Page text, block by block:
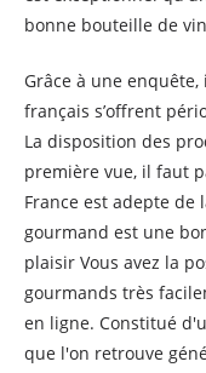
bonne bouteille de
Grâce à une
français s’offrent
La disposition des
première vue, il faut
France est adepte de
gourmand est une
plaisir Vous avez la
gourmands très
en ligne. Constitué
que l'on retrouve